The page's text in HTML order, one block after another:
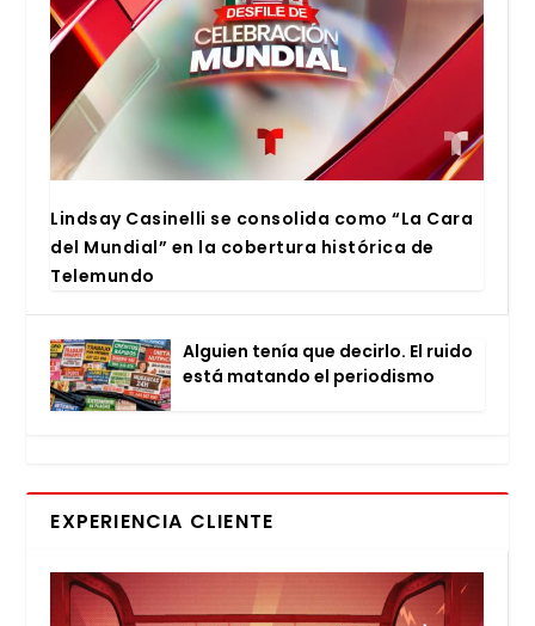
Lind­say Casi­ne­lli se con­so­li­da como “La Cara
del Mun­dial” en la cober­tu­ra his­tó­ri­ca de
Tele­mun­do
Alguien tenía que decir­lo. El rui­do
está matan­do el perio­dis­mo
EXPERIENCIA CLIENTE